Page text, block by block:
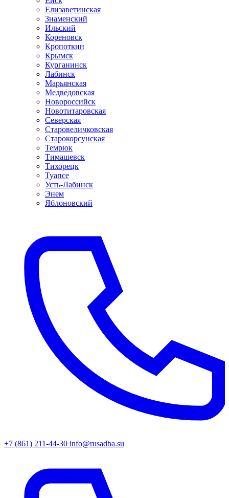
Елизаветинская
Знаменский
Ильский
Кореновск
Кропоткин
Крымск
Курганинск
Лабинск
Марьянская
Медведовская
Новороссийск
Новотитаровская
Северская
Старовеличковская
Старокорсунская
Темрюк
Тимашевск
Тихорецк
Туапсе
Усть-Лабинск
Энем
Яблоновский
+7 (861) 211-44-30 info@rusadba.su